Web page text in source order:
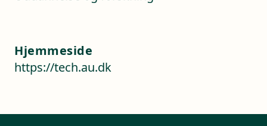
Hjemmeside
https://tech.au.dk